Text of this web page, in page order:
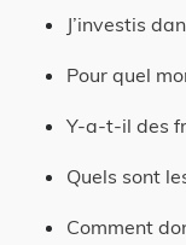
J’investis
Pour quel
Y-a-t-il des
Quels sont
Comment